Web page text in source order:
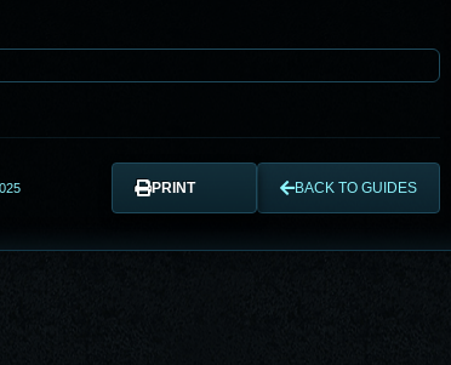
PRINT BACK TO GUIDES